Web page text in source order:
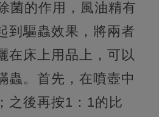
菌的作用，風油精有
到驅蟲效果，將兩者
在床上用品上，可以
蟲。首先，在噴壺中
之後再按1：1的比